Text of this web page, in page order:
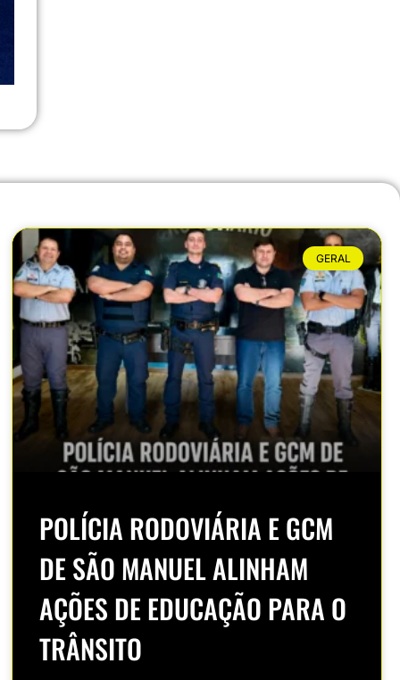
GERAL
POLÍCIA RODOVIÁRIA E GCM
DE SÃO MANUEL ALINHAM
AÇÕES DE EDUCAÇÃO PARA O
TRÂNSITO